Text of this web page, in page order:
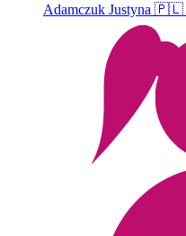
Adamczuk Justyna 🇵🇱